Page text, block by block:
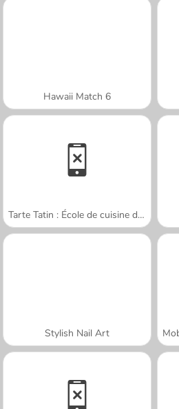
Hawaii Match 6
Tarte Tatin : École de cuisine de Sara
Stylish Nail Art